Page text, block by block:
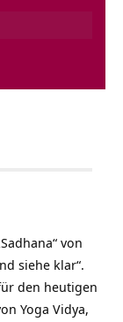
von
siehe klar“.
den heutigen
Yoga Vidya,